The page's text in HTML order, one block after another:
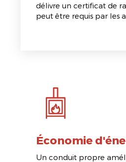
délivre un certificat de
peut être requis par les
Économie
Un conduit propre